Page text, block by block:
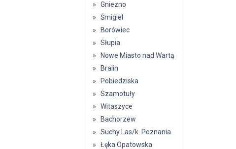
» Gniezno
» Śmigiel
» Borówiec
» Słupia
» Nowe Miasto nad Wartą
» Bralin
» Pobiedziska
» Szamotuły
» Witaszyce
» Bachorzew
» Suchy Las/k. Poznania
» Łęka Opatowska